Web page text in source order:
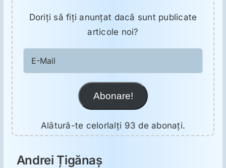
Doriţi să fiţi anunţat dacă sunt publicate
articole noi?
Mail
Abonare!
Alătură-te celorlalți 93 de abonați.
Andrei Țigănaș